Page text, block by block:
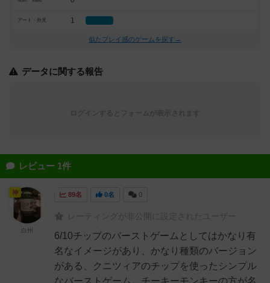
アート・外見 1
似たプレイ感のゲームを探す→
データに関する報告
レビュー 1件
89名 0名 0
レーティングが非公開に設定されたユーザー
6/10チップのバーストゲームとしてはかなり有
名なイメージがあり、かなり種類のバージョン
がある、クニツィアのチップを使ったシンプル
神
白州